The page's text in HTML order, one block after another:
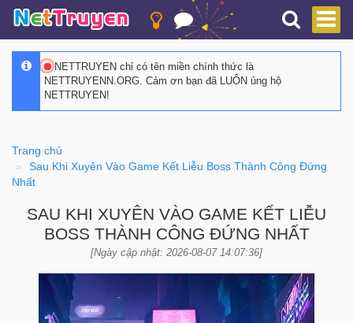
NETTRUYEN chỉ có tên miền chính thức là
NETTRUYENN.ORG. Cảm ơn bạn đã LUÔN ủng hộ
NETTRUYEN!
Trang chủ
Sau Khi Xuyên Vào Game Kết Liễu Boss Thành Công Đứng
Nhất
SAU KHI XUYÊN VÀO GAME KẾT LIỄU
BOSS THÀNH CÔNG ĐỨNG NHẤT
[Ngày cập nhật: 2026-08-07 14:07:36]